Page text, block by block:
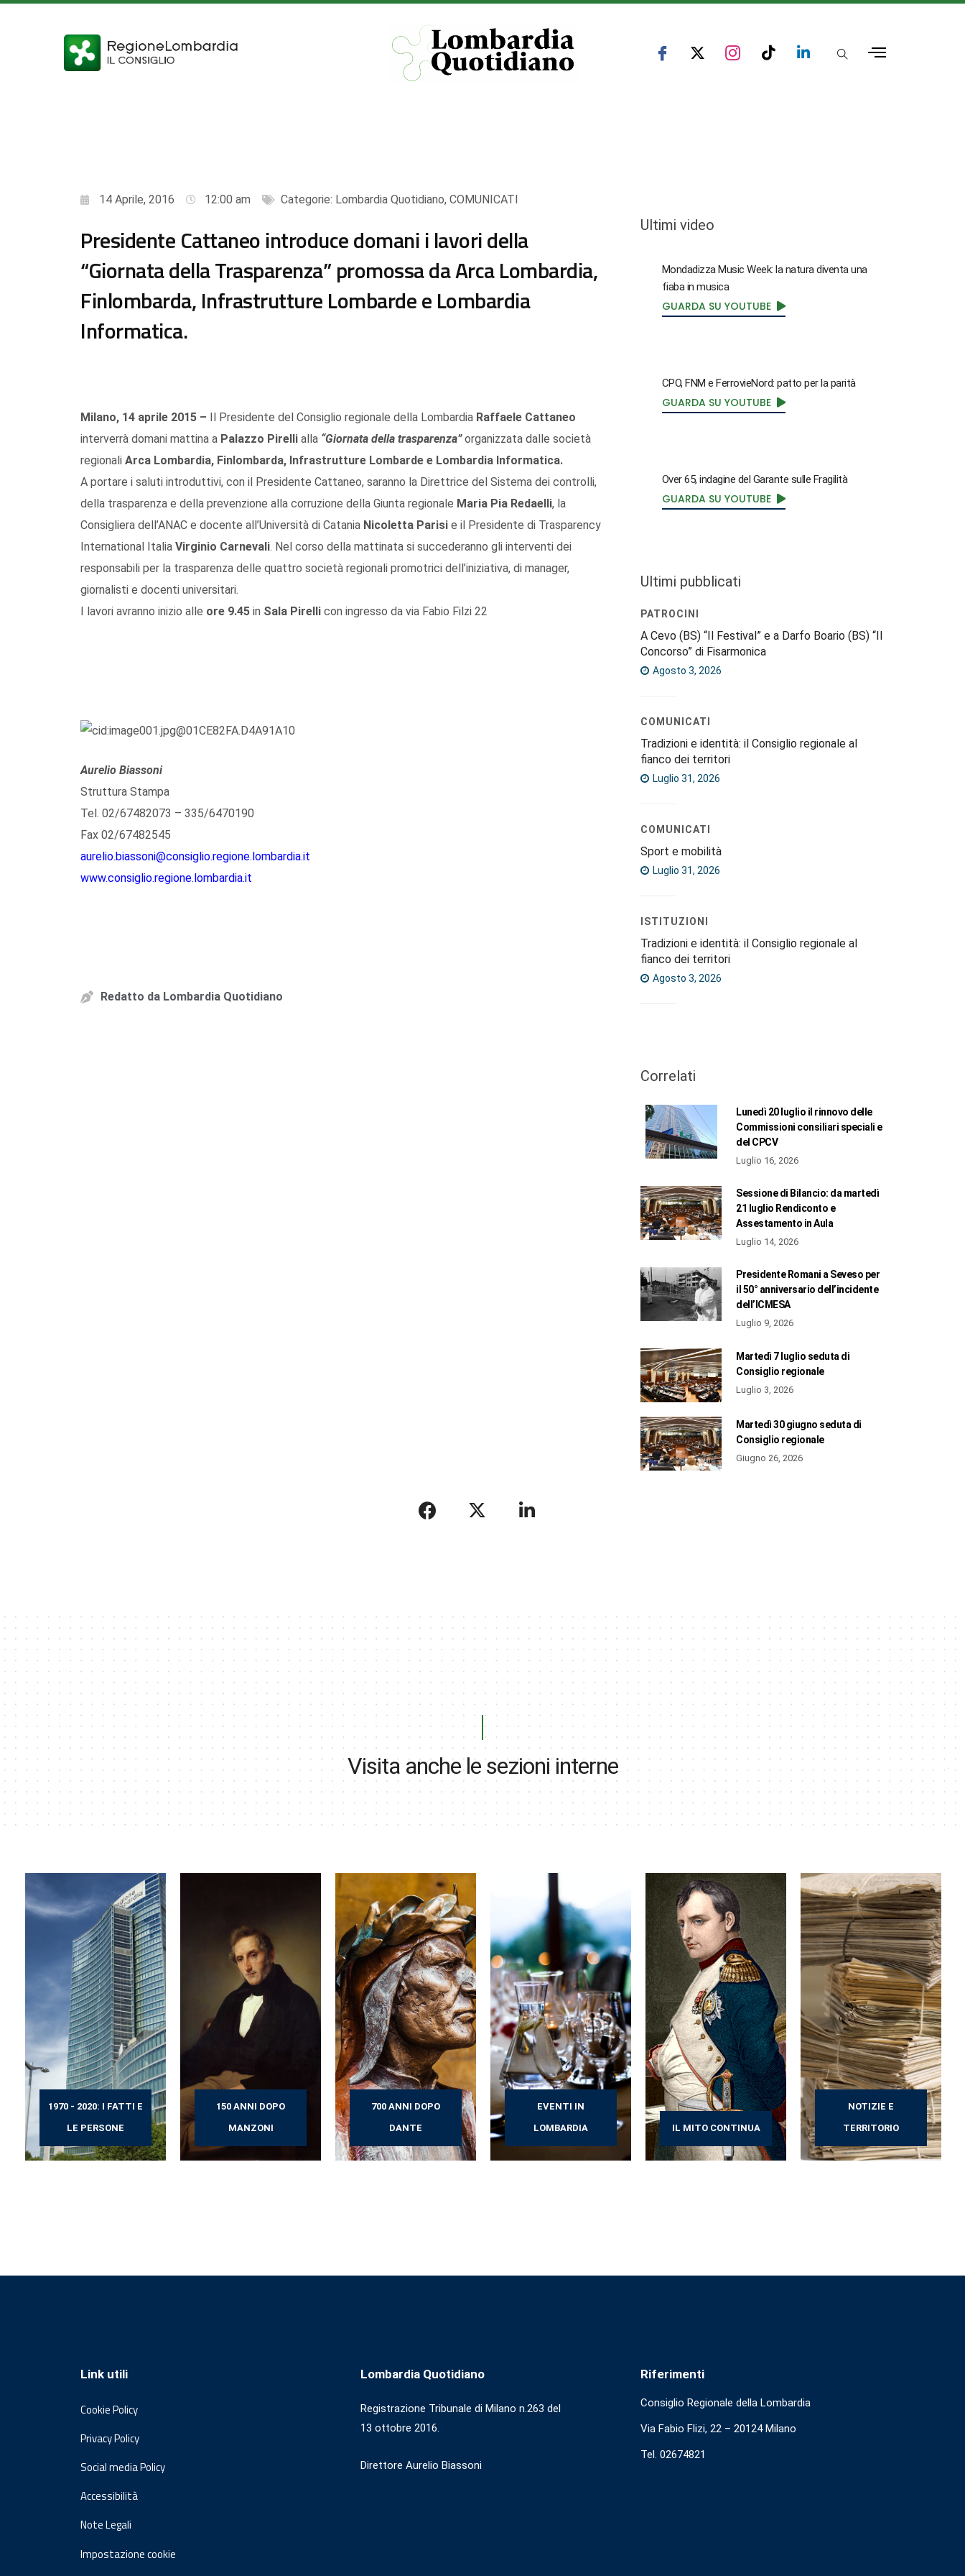
14 Aprile, 2016 12:00 am Categorie: Lombardia Quotidiano, COMUNICATI
Presidente Cattaneo introduce domani i lavori della
“Giornata della Trasparenza” promossa da Arca Lombardia,
Finlombarda, Infrastrutture Lombarde e Lombardia
Informatica.
Milano, 14 aprile 2015 – Il Presidente del Consiglio regionale della Lombardia Raffaele Cattaneo
interverrà domani mattina a Palazzo Pirelli alla “Giornata della trasparenza”organizzata dalle società
regionali Arca Lombardia, Finlombarda, Infrastrutture Lombarde e Lombardia Informatica.
A portare i saluti introduttivi, con il Presidente Cattaneo, saranno la Direttrice del Sistema dei controlli,
della trasparenza e della prevenzione alla corruzione della Giunta regionale Maria Pia Redaelli, la
Consigliera dell’ANAC e docente all’Università di Catania Nicoletta Parisi e il Presidente di Trasparency
International Italia Virginio Carnevali. Nel corso della mattinata si succederanno gli interventi dei
responsabili per la trasparenza delle quattro società regionali promotrici dell’iniziativa, di manager,
giornalisti e docenti universitari.
I lavori avranno inizio alle ore 9.45 in Sala Pirelli con ingresso da via Fabio Filzi 22
Aurelio Biassoni
Struttura Stampa
Tel. 02/67482073 – 335/6470190
Fax 02/67482545
aurelio.biassoni@consiglio.regione.lombardia.it
www.consiglio.regione.lombardia.it
Redatto da Lombardia Quotidiano
Ultimi video
Mondadizza Music Week: la natura diventa una
fiaba in musica
GUARDA SU YOUTUBE
CPO, FNM e FerrovieNord: patto per la parità
GUARDA SU YOUTUBE
Over 65, indagine del Garante sulle Fragilità
GUARDA SU YOUTUBE
Ultimi pubblicati
PATROCINI
A Cevo (BS) “Il Festival” e a Darfo Boario (BS) “Il
Concorso” di Fisarmonica
Agosto 3, 2026
COMUNICATI
Tradizioni e identità: il Consiglio regionale al
fianco dei territori
Luglio 31, 2026
COMUNICATI
Sport e mobilità
Luglio 31, 2026
ISTITUZIONI
Tradizioni e identità: il Consiglio regionale al
fianco dei territori
Agosto 3, 2026
Correlati
Lunedì 20 luglio il rinnovo delle
Commissioni consiliari speciali e
del CPCV
Luglio 16, 2026
Sessione di Bilancio: da martedì
21 luglio Rendiconto e
Assestamento in Aula
Luglio 14, 2026
Presidente Romani a Seveso per
il 50° anniversario dell’incidente
dell’ICMESA
Luglio 9, 2026
Martedì 7 luglio seduta di
Consiglio regionale
Luglio 3, 2026
Martedì 30 giugno seduta di
Consiglio regionale
Giugno 26, 2026
Visita anche le sezioni interne
1970 - 2020: I FATTI E
LE PERSONE
150 ANNI DOPO
MANZONI
700 ANNI DOPO
DANTE
EVENTI IN
LOMBARDIA
IL MITO CONTINUA
NOTIZIE E
TERRITORIO
Link utili
Cookie Policy
Privacy Policy
Social media Policy
Accessibilità
Note Legali
Impostazione cookie
Lombardia Quotidiano
Registrazione Tribunale di Milano n.263 del
13 ottobre 2016.
Direttore Aurelio Biassoni
Riferimenti
Consiglio Regionale della Lombardia
Via Fabio Flizi, 22 – 20124 Milano
Tel. 02674821